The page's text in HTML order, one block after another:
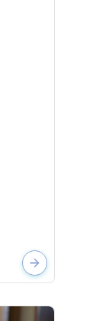
arrow_forward